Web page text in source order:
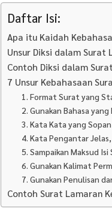
Daftar Isi:
Apa itu Kaidah
Unsur Diksi dalam Surat
Contoh Diksi dalam
7 Unsur Kebahasaan
1. Format Surat yang
2. Gunakan Bahasa
3. Kata Kata yang Sopan
4. Kata Pengantar
5. Sampaikan Maksud
6. Gunakan Kalimat
7. Gunakan Penulisan
Contoh Surat Lamaran